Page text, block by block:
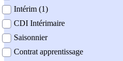
Intérim (1)
CDI Intérimaire
Saisonnier
Contrat apprentissage